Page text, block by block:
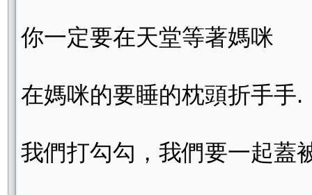
你一定要在天堂等著媽咪
在媽咪的要睡的枕頭折手手.
我們打勾勾，我們要一起蓋